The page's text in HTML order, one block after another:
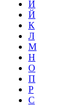
И
Й
К
Л
М
Н
О
П
Р
С